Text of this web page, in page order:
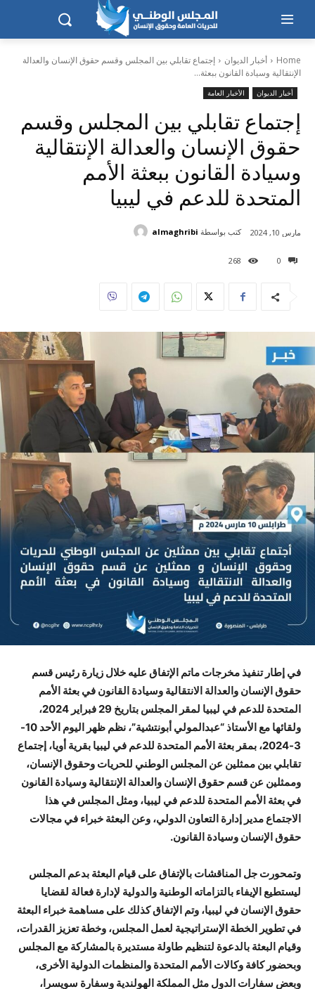
Home أخبار الديوان
إجتماع تقابلي بين المجلس وقسم حقوق الإنسان والعدالة
الإنتقالية وسيادة القانون ببعثة...
أخبار الديوان الأخبار العامة
إجتماع تقابلي بين المجلس وقسم
حقوق الإنسان والعدالة الإنتقالية
وسيادة القانون ببعثة الأمم
المتحدة للدعم في ليبيا
0
268
مارس 10, 2024 كتب بواسطة almaghribi
في إطار تنفيذ مخرجات ماتم الإتفاق عليه خلال زيارة رئيس قسم
حقوق الإنسان والعدالة الانتقالية وسيادة القانون في بعثة الأمم
المتحدة للدعم في ليبيا لمقر المجلس بتاريخ 29 فبراير 2024،
ولقائها مع الأستاذ “عبدالمولي أبونتشية”، نظم ظهر اليوم الأحد 10-
3-2024، بمقر بعثة الأمم المتحدة للدعم في ليبيا بقرية أويا، إجتماع
تقابلي بين ممثلين عن المجلس الوطني للحريات وحقوق الإنسان،
وممثلين عن قسم حقوق الإنسان والعدالة الإنتقالية وسيادة القانون
في بعثة الأمم المتحدة للدعم في ليبيا، ومثل المجلس في هذا
الاجتماع مدير إدارة التعاون الدولي، وعن البعثة خبراء في مجالات
حقوق الإنسان وسيادة القانون.
وتمحورت جل المناقشات بالإتفاق على قيام البعثة بدعم المجلس
ليستطيع الإيفاء بالتزاماته الوطنية والدولية لإدارة فعالة لقضايا
حقوق الإنسان في ليبيا، وتم الإتفاق كذلك على مساهمة خبراء البعثة
في تطوير الخطة الإستراتيجية لعمل المجلس، وخطة تعزيز القدرات،
وقيام البعثة بالدعوة لتنظيم طاولة مستديرة بالمشاركة مع المجلس
وبحضور كافة وكالات الأمم المتحدة والمنظمات الدولية الأخرى،
وبعض سفارات الدول مثل المملكة الهولندية وسفارة سويسرا،